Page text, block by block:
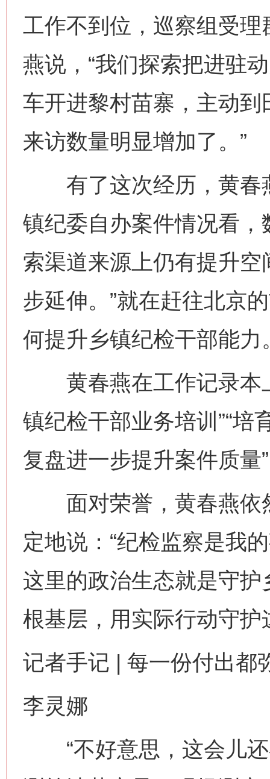
工作不到位，巡察组受理
燕说，“我们探索把进驻
车开进黎村苗寨，主动
来访数量明显增加了。”
有了这次经历，黄春
镇纪委自办案件情况看
索渠道来源上仍有提升
步延伸。”就在赶往北京
何提升乡镇纪检干部能力
黄春燕在工作记录本
镇纪检干部业务培训”“培
复盘进一步提升案件质
面对荣誉，黄春燕依
定地说：“纪检监察是我
这里的政治生态就是守
根基层，用实际行动守护
记者手记 | 每一份付出都
李灵娜
“不好意思，这会儿还